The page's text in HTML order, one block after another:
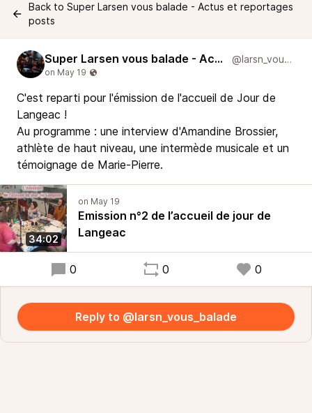
Back to Super Larsen vous balade - Actus et reportages
posts
Super Larsen vous balade - Actus et reportages @larsn_vous_balade
C'est reparti pour l'émission de l'accueil de Jour de
Langeac !
Au programme : une interview d'Amandine Brossier,
athlète de haut niveau, une intermède musicale et un
témoignage de Marie-Pierre.
34:02
Emission n°2 de l’accueil de jour de
Langeac
0 0 0
Reply to @larsn_vous_balade